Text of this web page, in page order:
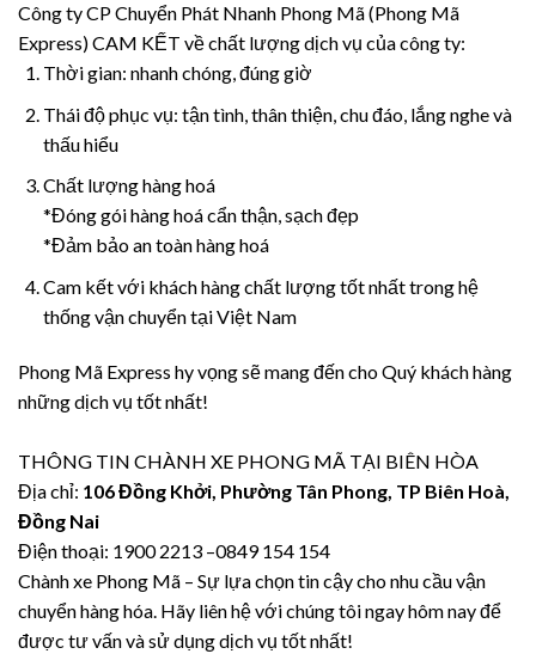
Công ty CP Chuyển Phát Nhanh Phong Mã (Phong Mã
Express) CAM KẾT về chất lượng dịch vụ của công ty:
Thời gian: nhanh chóng, đúng giờ
Thái độ phục vụ: tận tình, thân thiện, chu đáo, lắng nghe và
thấu hiểu
Chất lượng hàng hoá
*Đóng gói hàng hoá cẩn thận, sạch đẹp
*Đảm bảo an toàn hàng hoá
Cam kết với khách hàng chất lượng tốt nhất trong hệ
thống vận chuyển tại Việt Nam
Phong Mã Express hy vọng sẽ mang đến cho Quý khách hàng
những dịch vụ tốt nhất!
THÔNG TIN CHÀNH XE PHONG MÃ TẠI BIÊN HÒA
Địa chỉ: 106 Đồng Khởi, Phường Tân Phong, TP Biên Hoà,
Đồng Nai
Điện thoại: 1900 2213 –0849 154 154
Chành xe Phong Mã – Sự lựa chọn tin cậy cho nhu cầu vận
chuyển hàng hóa. Hãy liên hệ với chúng tôi ngay hôm nay để
được tư vấn và sử dụng dịch vụ tốt nhất!